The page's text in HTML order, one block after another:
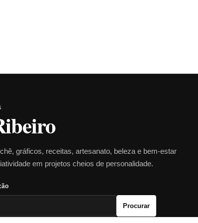
gráficos, receitas, artesanato, beleza e bem-estar
em projetos cheios de personalidade.
Procurar